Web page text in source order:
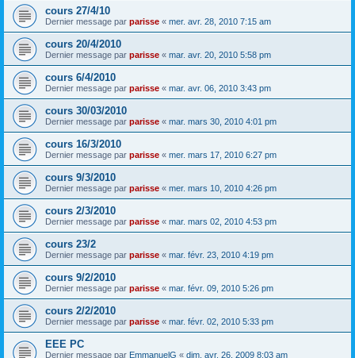
cours 27/4/10
Dernier message par parisse « mer. avr. 28, 2010 7:15 am
cours 20/4/2010
Dernier message par parisse « mar. avr. 20, 2010 5:58 pm
cours 6/4/2010
Dernier message par parisse « mar. avr. 06, 2010 3:43 pm
cours 30/03/2010
Dernier message par parisse « mar. mars 30, 2010 4:01 pm
cours 16/3/2010
Dernier message par parisse « mer. mars 17, 2010 6:27 pm
cours 9/3/2010
Dernier message par parisse « mer. mars 10, 2010 4:26 pm
cours 2/3/2010
Dernier message par parisse « mar. mars 02, 2010 4:53 pm
cours 23/2
Dernier message par parisse « mar. févr. 23, 2010 4:19 pm
cours 9/2/2010
Dernier message par parisse « mar. févr. 09, 2010 5:26 pm
cours 2/2/2010
Dernier message par parisse « mar. févr. 02, 2010 5:33 pm
EEE PC
Dernier message par EmmanuelG « dim. avr. 26, 2009 8:03 am